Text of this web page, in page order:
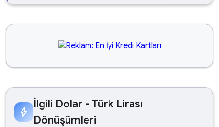
bolt
İlgili Dolar - Türk Lirası
Dönüşümleri